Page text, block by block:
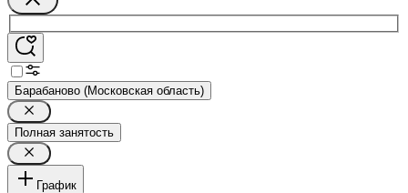
Барабаново (Московская область)
Полная занятость
График